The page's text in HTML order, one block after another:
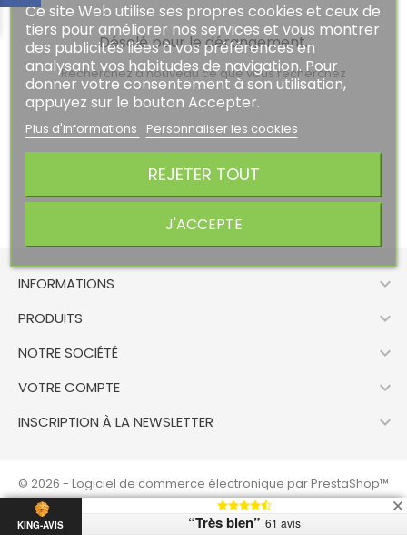
Ce site Web utilise ses propres cookies et ceux de
tiers pour améliorer nos services et vous montrer
des publicités liées à vos préférences en
analysant vos habitudes de navigation. Pour
donner votre consentement à son utilisation,
appuyez sur le bouton Accepter.
Plus d'informations Personnaliser les cookies
REJETER TOUT
J'ACCEPTE
Désolé pour le dérangement.
Recherchez à nouveau ce que vous recherchez
INFORMATIONS 
PRODUITS 
NOTRE SOCIÉTÉ 
VOTRE COMPTE 
INSCRIPTION À LA NEWSLETTER 
© 2026 - Logiciel de commerce électronique par PrestaShop™
KING-AVIS “Très bien” 61 avis